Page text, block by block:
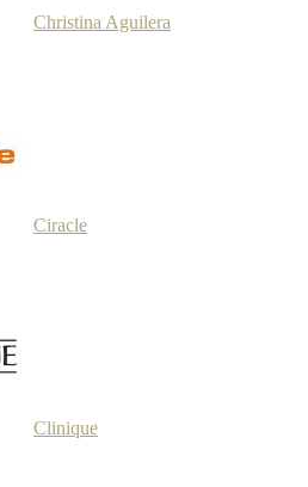
Christina Aguilera
Ciracle
Clinique